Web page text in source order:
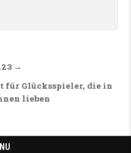
→
für Glücksspieler, die in
lieben